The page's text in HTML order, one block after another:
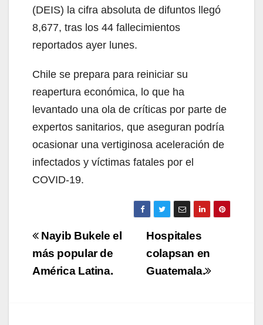
(DEIS) la cifra absoluta de difuntos llegó
8,677, tras los 44 fallecimientos
reportados ayer lunes.
Chile se prepara para reiniciar su
reapertura económica, lo que ha
levantado una ola de críticas por parte de
expertos sanitarios, que aseguran podría
ocasionar una vertiginosa aceleración de
infectados y víctimas fatales por el
COVID-19.
Navegación
de
entradas
Hospitales
colapsan en
Guatemala.
Nayib Bukele el
más popular de
América Latina.